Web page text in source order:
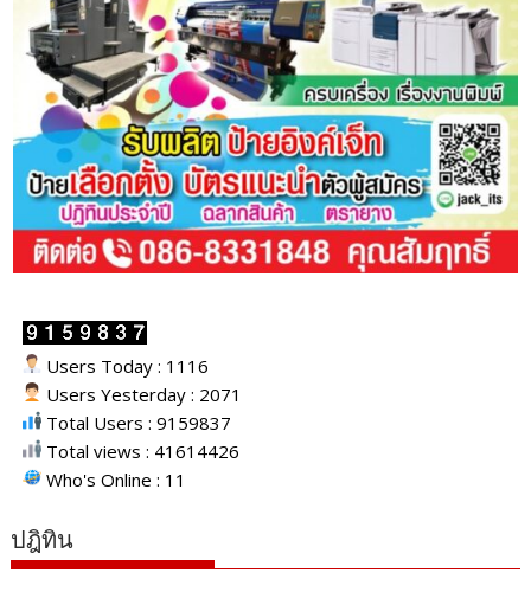
Users Today : 1116
Users Yesterday : 2071
Total Users : 9159837
Total views : 41614426
Who's Online : 11
ปฎิทิน